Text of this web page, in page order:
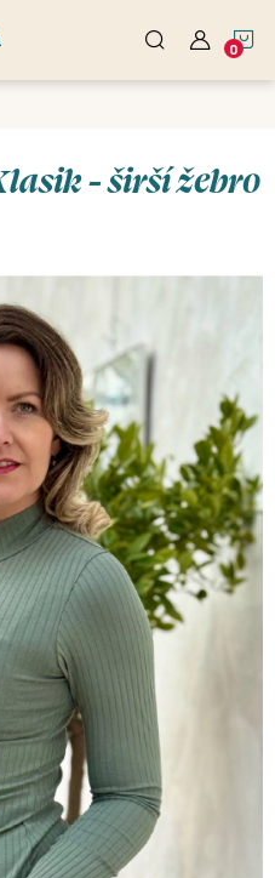
- širší žebro